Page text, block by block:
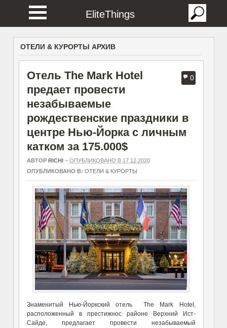
EliteThings
ОТЕЛИ & КУРОРТЫ АРХИВ
0
Отель The Mark Hotel
предает провести
незабываемые
рождественские праздники в
центре Нью-Йорка с личным
катком за 175.000$
АВТОР RICHI– ОПУБЛИКОВАНО В 17.12.2020
ОПУБЛИКОВАНО В: ОТЕЛИ & КУРОРТЫ
Знаменитый Нью-Йоркский отель The Mark Hotel,
расположенный в престижнос районе Верхний Ист-
Сайде, предлагает провести незабываемый